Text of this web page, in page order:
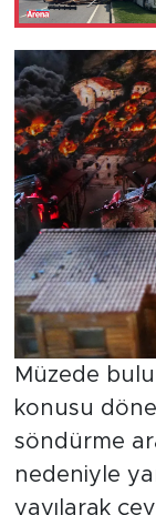
Müzede
konusu
söndürme
nedeniyle
yayılarak